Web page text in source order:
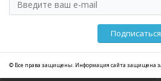
Подписаться
© Все права защищены. Информация сайта защищена